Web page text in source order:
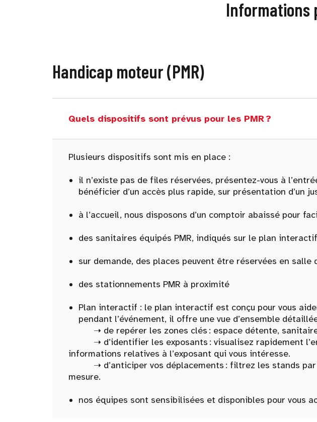
Informations
Handicap moteur (PMR)
Quels dispositifs sont prévus pour les PMR ?
Plusieurs dispositifs sont mis en place :
il n’existe pas de files réservées, présentez-vous à
bénéficier d’un accès plus rapide, sur présentation d’un
à l’accueil, nous disposons d’un comptoir abaissé pour
des sanitaires équipés PMR, indiqués sur le plan
sur demande, des places peuvent être réservées en salle
des stationnements PMR à proximité
Plan interactif : le plan interactif est conçu pour vous
pendant l’événement, il offre une vue d’ensemble
➝ de repérer les zones clés : espace détente,
➝ d’identifier les exposants : visualisez rapidement
informations relatives à l’exposant qui vous intéresse.
➝ d’anticiper vos déplacements : filtrez les stands par
mesure.
nos équipes sont sensibilisées et disponibles pour vous